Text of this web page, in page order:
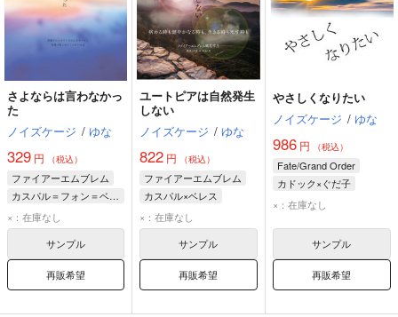
さよならは言わなかっ
た
ノイズケージ / ゆな
329 円 （税込）
ファイアーエムブレム
カスパル＝フォン＝ベルグリーズ
×：在庫なし
サンプル
再販希望
ユートピアは自然発生
しない
ノイズケージ / ゆな
822 円 （税込）
ファイアーエムブレム
カスパル×ベレス
ベレス＝アイスナー
×：在庫なし
サンプル
再販希望
やさしくなりたい
ノイズケージ / ゆな
986円 （税込）
Fate/Grand Order
カドック×ぐだ子
ぐだ子
×：在庫なし
サンプル
再販希望